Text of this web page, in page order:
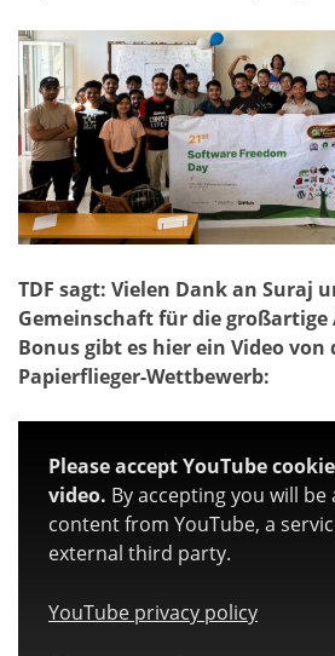
TDF sagt: Vielen Dank an Suraj
Gemeinschaft für die großartige
Bonus gibt es hier ein Video
Papierflieger-Wettbewerb:
Please accept YouTube
video. By accepting you will be
content from YouTube, a
external third party.
YouTube privacy policy